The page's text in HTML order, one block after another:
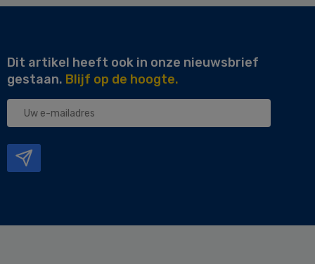
Dit artikel heeft ook in onze nieuwsbrief
gestaan. Blijf op de hoogte.
Uw